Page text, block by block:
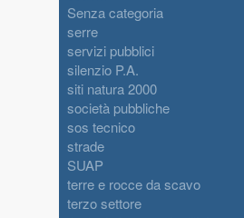
Senza categoria
serre
servizi pubblici
silenzio P.A.
siti natura 2000
società pubbliche
sos tecnico
strade
SUAP
terre e rocce da scavo
terzo settore